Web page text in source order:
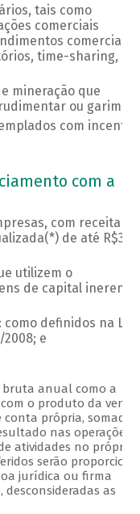
tais como
comerciais
comerciais
time-sharing,
mineração que
ou
com
com a
com receita
de até R$300
utilizem o
de capital
definidos na Lei
e
bruta anual como a
o produto da venda
conta própria, somado
nas operações
atividades no próprio
serão
jurídica ou firma
as